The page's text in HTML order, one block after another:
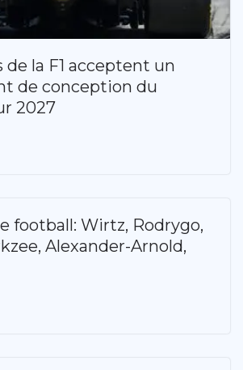
de la F1 acceptent un
de conception du
2027
football: Wirtz, Rodrygo,
Alexander-Arnold,